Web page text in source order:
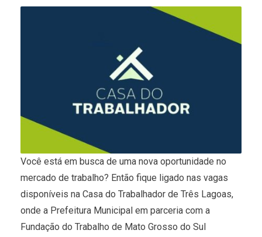
Você está em busca de uma nova oportunidade no
mercado de trabalho? Então fique ligado nas vagas
disponíveis na Casa do Trabalhador de Três Lagoas,
onde a Prefeitura Municipal em parceria com a
Fundação do Trabalho de Mato Grosso do Sul